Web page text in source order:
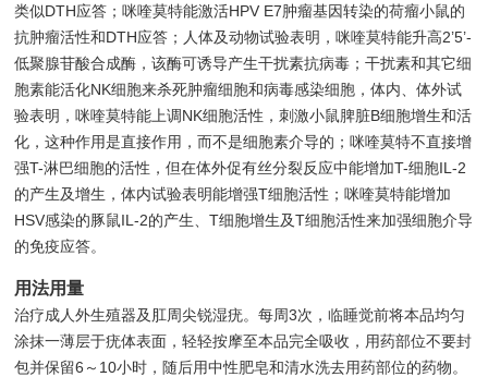
类似DTH应答；咪喹莫特能激活HPV E7肿瘤基因转染的荷瘤小鼠的
抗肿瘤活性和DTH应答；人体及动物试验表明，咪喹莫特能升高2’5’-
低聚腺苷酸合成酶，该酶可诱导产生干扰素抗病毒；干扰素和其它细
胞素能活化NK细胞来杀死肿瘤细胞和病毒感染细胞，体内、体外试
验表明，咪喹莫特能上调NK细胞活性，刺激小鼠脾脏B细胞增生和活
化，这种作用是直接作用，而不是细胞素介导的；咪喹莫特不直接增
强T-淋巴细胞的活性，但在体外促有丝分裂反应中能增加T-细胞IL-2
的产生及增生，体内试验表明能增强T细胞活性；咪喹莫特能增加
HSV感染的豚鼠IL-2的产生、T细胞增生及T细胞活性来加强细胞介导
的免疫应答。
用法用量
治疗成人外生殖器及肛周尖锐湿疣。每周3次，临睡觉前将本品均匀
涂抹一薄层于疣体表面，轻轻按摩至本品完全吸收，用药部位不要封
包并保留6～10小时，随后用中性肥皂和清水洗去用药部位的药物。